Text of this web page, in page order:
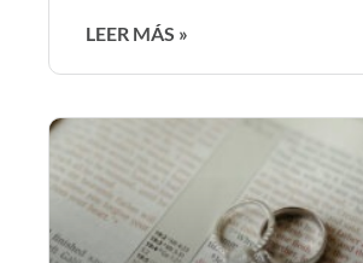
LEER MÁS »